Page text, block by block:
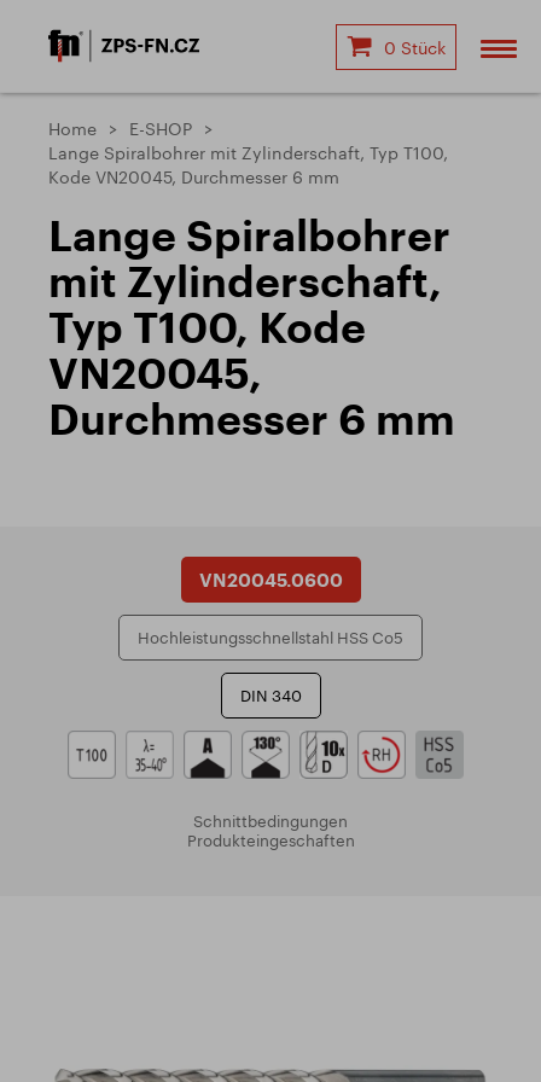
0 Stück
Home
E-SHOP
Lange Spiralbohrer mit Zylinderschaft, Typ T100,
Kode VN20045, Durchmesser 6 mm
Lange Spiralbohrer
mit Zylinderschaft,
Typ T100, Kode
VN20045,
Durchmesser 6 mm
VN20045.0600
Hochleistungsschnellstahl HSS Co5
DIN 340
Schnittbedingungen
Produkteingeschaften